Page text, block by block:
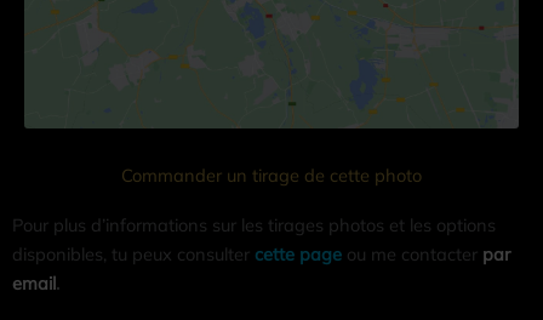
Commander un tirage de cette photo
Pour plus d’informations sur les tirages photos et les options
disponibles, tu peux consulter cette page ou me contacter par
email.